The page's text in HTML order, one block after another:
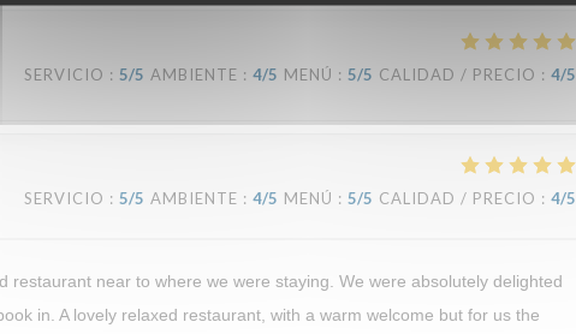
SERVICIO : 5/5 AMBIENTE : 4/5 MENÚ : 5/5 CALIDAD / PRECIO : 4/5
SERVICIO : 5/5 AMBIENTE : 4/5 MENÚ : 5/5 CALIDAD / PRECIO : 4/5
near to where we were staying. We were absolutely delighted
in. A lovely relaxed restaurant, with a warm welcome but for us the